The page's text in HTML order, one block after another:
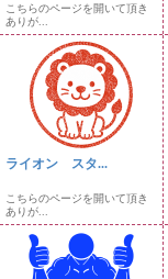
こちらのページを開いて頂き
ありが...
ライオン スタ...
こちらのページを開いて頂き
ありが...